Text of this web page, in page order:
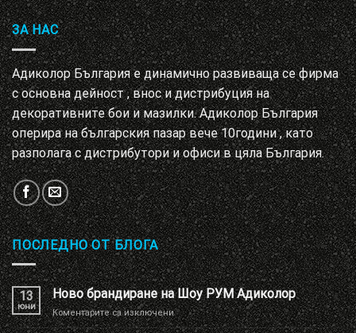
ЗА НАС
Адиколор България е динамично развиваща се фирма
с основна дейност , внос и дистрибуция на
декоративните бои и мазилки. Адиколор България
оперира на българския пазар вече 10години , като
разполага с дистрибутори и офиси в цяла България.
ПОСЛЕДНО ОТ БЛОГА
13
юни
Ново брандиране на Шоу РУМ Адиколор
Коментарите са изключениза
Ново